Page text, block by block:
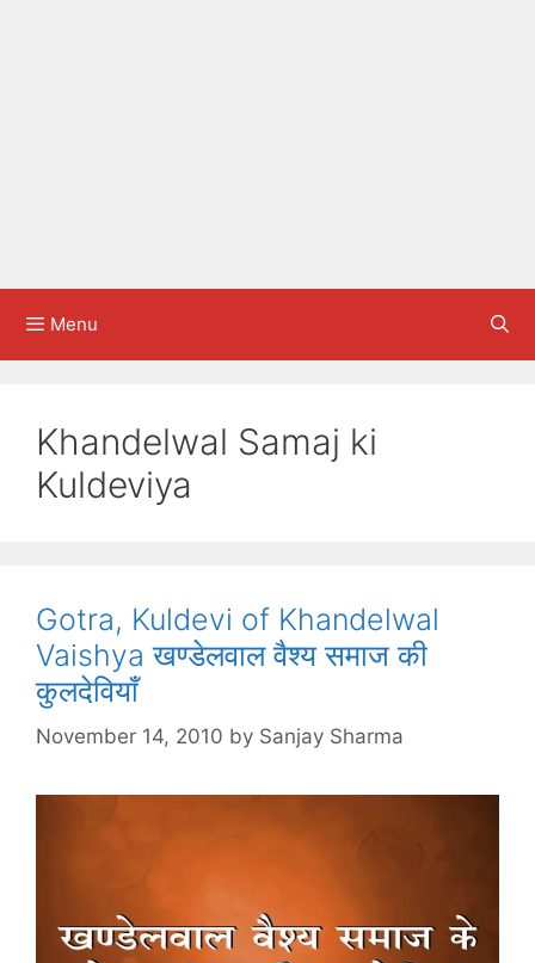
Menu
Khandelwal Samaj ki
Kuldeviya
Gotra, Kuldevi of Khandelwal
Vaishya खण्डेलवाल वैश्य समाज की
कुलदेवियाँ
November 14, 2010 by Sanjay Sharma